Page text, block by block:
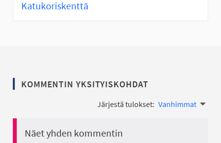
Katukoriskenttä
KOMMENTIN YKSITYISKOHDAT
Järjestä tulokset: Vanhimmat
Näet yhden kommentin